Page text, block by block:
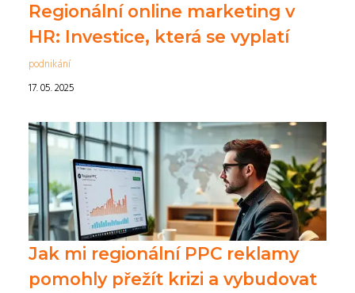
Regionální online marketing v
HR: Investice, která se vyplatí
podnikání
17. 05. 2025
Jak mi regionální PPC reklamy
pomohly přežít krizi a vybudovat